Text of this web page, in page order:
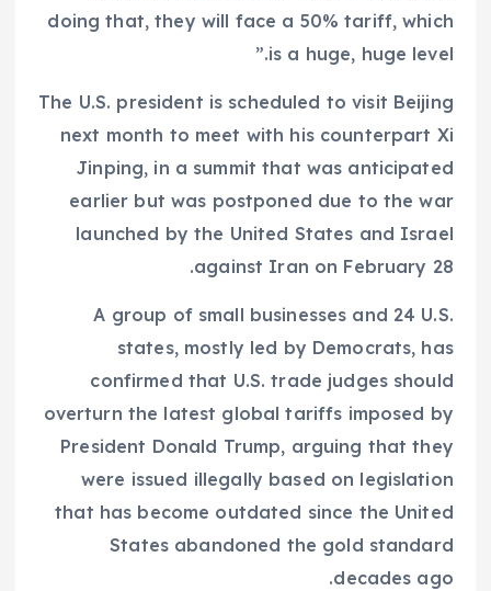
doing that, they will face a 50% tariff, which
is a huge, huge level.”
The U.S. president is scheduled to visit Beijing
next month to meet with his counterpart Xi
Jinping, in a summit that was anticipated
earlier but was postponed due to the war
launched by the United States and Israel
against Iran on February 28.
A group of small businesses and 24 U.S.
states, mostly led by Democrats, has
confirmed that U.S. trade judges should
overturn the latest global tariffs imposed by
President Donald Trump, arguing that they
were issued illegally based on legislation
that has become outdated since the United
States abandoned the gold standard
decades ago.